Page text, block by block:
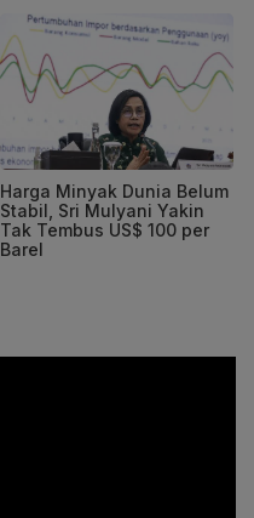
Harga Minyak Dunia Belum
Stabil, Sri Mulyani Yakin
Tak Tembus US$ 100 per
Barel